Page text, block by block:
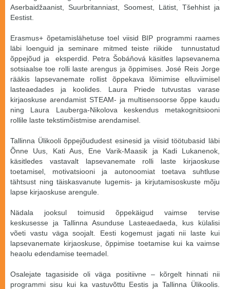
Aserbaidžaanist, Suurbritanniast, Soomest, Lätist, Tšehhist ja
Eestist.
Erasmus+ õpetamislähetuse toel viisid BIP programmi raames
läbi loenguid ja seminare mitmed teiste riikide tunnustatud
õppejõud ja eksperdid. Petra Šobáňová käsitles lapsevanema
sotsiaalse toe rolli laste arengus ja õppimises. José Reis Jorge
rääkis lapsevanemate rollist õppekava lõimimise elluviimisel
lasteaedades ja koolides. Laura Priede tutvustas varase
kirjaoskuse arendamist STEAM- ja multisensoorse õppe kaudu
ning Laura Lauberga-Nikolova keskendus metakognitsiooni
rollile laste tekstimõistmise arendamisel.
Tallinna Ülikooli õppejõududest esinesid ja viisid töötubasid läbi
Õnne Uus, Kati Aus, Ene Varik-Maasik ja Kadi Lukanenok,
käsitledes vastavalt lapsevanemate rolli laste kirjaoskuse
toetamisel, motivatsiooni ja autonoomiat toetava suhtluse
tähtsust ning täiskasvanute lugemis- ja kirjutamisoskuste mõju
lapse kirjaoskuse arengule.
Nädala jooksul toimusid õppekäigud vaimse tervise
keskusesse ja Tallinna Asunduse Lasteaedaeda, kus külalisi
võeti vastu väga soojalt. Eesti kogemust jagati nii laste kui
lapsevanemate kirjaoskuse, õppimise toetamise kui ka vaimse
heaolu edendamise teemadel.
Osalejate tagasiside oli väga positiivne – kõrgelt hinnati nii
programmi sisu kui ka vastuvõttu Eestis ja Tallinna Ülikoolis.